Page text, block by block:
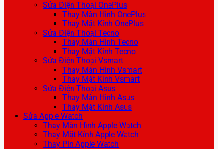
Sửa Điện Thoại OnePlus
Thay Màn Hình OnePlus
Thay Mặt Kính OnePlus
Sửa Điện Thoại Tecno
Thay Màn Hình Tecno
Thay Mặt Kính Tecno
Sửa Điện Thoại Vsmart
Thay Màn Hình Vsmart
Thay Mặt Kính Vsmart
Sửa Điện Thoại Asus
Thay Màn Hình Asus
Thay Mặt Kính Asus
Sửa Apple Watch
Thay Màn Hình Apple Watch
Thay Mặt Kính Apple Watch
Thay Pin Apple Watch